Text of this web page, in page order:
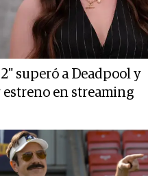
superó a Deadpool y
en streaming